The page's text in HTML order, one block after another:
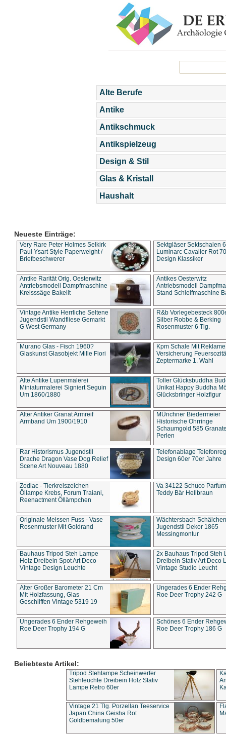
Alte Berufe
Antike
Antikschmuck
Antikspielzeug
Design & Stil
Glas & Kristall
Haushalt
Neueste Einträge:
Very Rare Peter Holmes Selkirk
Paul Ysart Style Paperweight /
Briefbeschwerer
Sektgläser Sektschalen
Luminarc Cavalier Rot
Design Klassiker
Antike Rarität Orig. Oesterwitz
Antriebsmodell Dampfmaschine
Kreisssäge Bakelit
Antikes Oesterwitz
Antriebsmodell
Stand Schleifmaschine
Vintage Antike Herrliche Seltene
Jugendstil Wandfliese Gemarkt
G West Germany
R&b Vorlegebesteck
Silber Robbe & Berking
Rosenmuster 6 Tlg.
Murano Glas - Fisch 1960?
Glaskunst Glasobjekt Mille Fiori
Kpm Schale Mit Reklame
Versicherung
Zeptermarke 1. Wahl
Alte Antike Lupenmalerei
Miniaturmalerei Signiert Seguin
Um 1860/1880
Toller Glücksbuddha
Unikat Happy Buddha
Glücksbringer Holzfigur
Alter Antiker Granat Armreif
Armband Um 1900/1910
MÜnchner Biedermeier
Historische Ohrringe
Schaumgold 585
Perlen
Rar Historismus Jugendstil
Drache Dragon Vase Dog Relief
Scene Art Nouveau 1880
Telefonablage
Design 60er 70er Jahre
Zodiac - Tierkreiszeichen
Öllampe Krebs, Forum Traiani,
Reenactment Öllämpchen
Va 34122 Schuco
Teddy Bär Hellbraun
Originale Meissen Fuss - Vase
Rosenmuster Mit Goldrand
Wächtersbach Schälchen
Jugendstil Dekor 1865
Messingmontur
Bauhaus Tripod Steh Lampe
Holz Dreibein Spot Art Deco
Vintage Design Leuchte
2x Bauhaus Tripod Steh
Dreibein Stativ Art Deco
Vintage Studio Leucht
Alter Großer Barometer 21 Cm
Mit Holzfassung, Glas
Geschliffen Vintage 5319 19
Ungerades 6 Ender
Roe Deer Trophy 242 G
Ungerades 6 Ender Rehgeweih
Roe Deer Trophy 194 G
Schönes 6 Ender
Roe Deer Trophy 186 G
Beliebteste Artikel:
Tripod Stehlampe Scheinwerfer
Stehleuchte Dreibein Holz Stativ
Lampe Retro 60er
Vintage 21 Tlg. Porzellan Teeservice
Japan China Geisha Rot
Goldbemalung 50er